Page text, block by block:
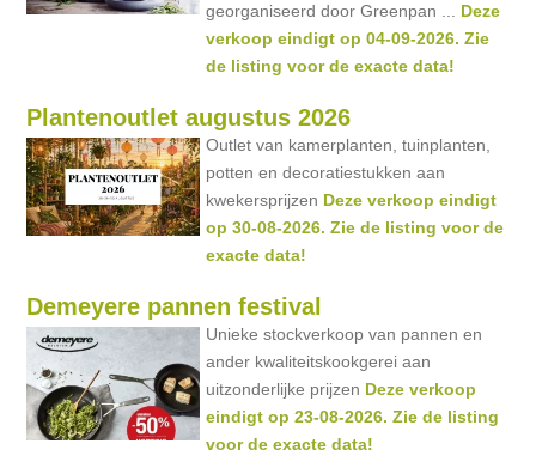
georganiseerd door Greenpan ... Deze
verkoop eindigt op 04-09-2026. Zie
de listing voor de exacte data!
Plantenoutlet augustus 2026
Outlet van kamerplanten, tuinplanten,
potten en decoratiestukken aan
kwekersprijzen Deze verkoop eindigt
op 30-08-2026. Zie de listing voor de
exacte data!
Demeyere pannen festival
Unieke stockverkoop van pannen en
ander kwaliteitskookgerei aan
uitzonderlijke prijzen Deze verkoop
eindigt op 23-08-2026. Zie de listing
voor de exacte data!